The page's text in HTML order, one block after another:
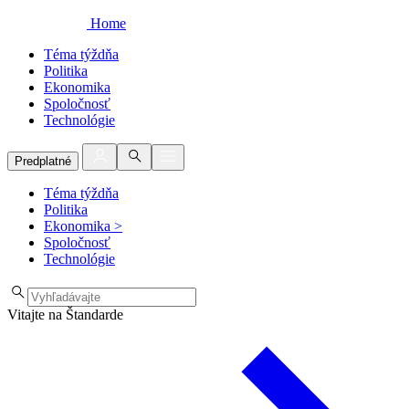
Home
Téma týždňa
Politika
Ekonomika
Spoločnosť
Technológie
Predplatné
Téma týždňa
Politika
Ekonomika >
Spoločnosť
Technológie
Vitajte na Štandarde